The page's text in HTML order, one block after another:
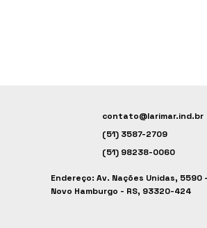
contato@larimar.ind.br
(51) 3587-2709
(51) 98238-0060
Endereço: Av. Nações Unidas, 5590
Novo Hamburgo - RS, 93320-424